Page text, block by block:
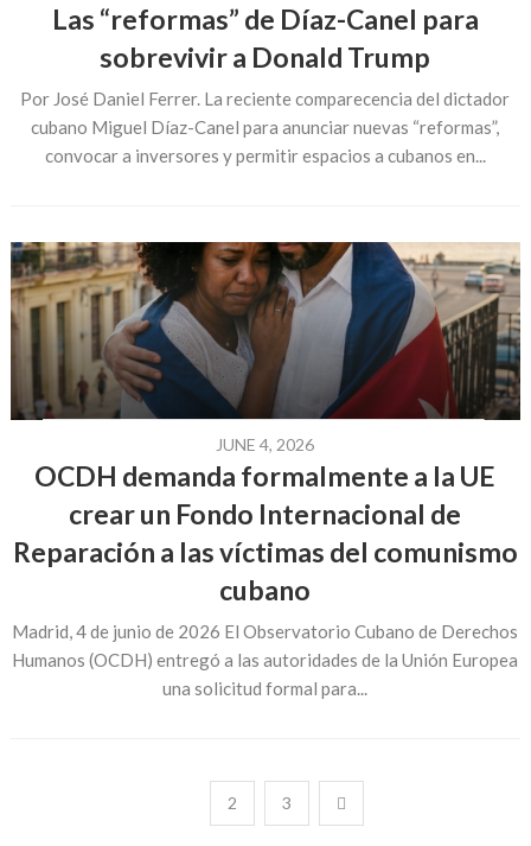
Las “reformas” de Díaz-Canel para
sobrevivir a Donald Trump
Por José Daniel Ferrer. La reciente comparecencia del dictador
cubano Miguel Díaz-Canel para anunciar nuevas “reformas”,
convocar a inversores y permitir espacios a cubanos en...
JUNE 4, 2026
OCDH demanda formalmente a la UE
crear un Fondo Internacional de
Reparación a las víctimas del comunismo
cubano
Madrid, 4 de junio de 2026 El Observatorio Cubano de Derechos
Humanos (OCDH) entregó a las autoridades de la Unión Europea
una solicitud formal para...
2 3